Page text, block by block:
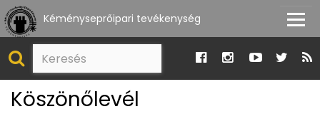
Kéményseprőipari tevékenység
Köszönőlevél